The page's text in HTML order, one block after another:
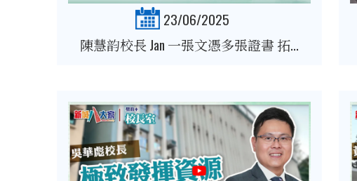
23/06/2025
陳慧韵校長 Jan 一張文憑多張證書 拓...